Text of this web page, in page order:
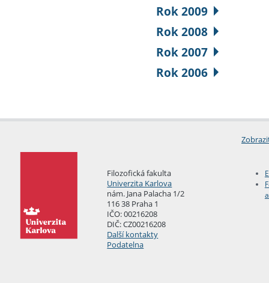
Rok 2009
Rok 2008
Rok 2007
Rok 2006
Filozofická fakulta
Univerzita Karlova
nám. Jana Palacha 1/2
116 38 Praha 1
IČO: 00216208
DIČ: CZ00216208
Další kontakty
Podatelna